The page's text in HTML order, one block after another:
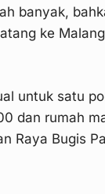
banyak,
ke
untuk satu
dan rumah
Raya Bugis